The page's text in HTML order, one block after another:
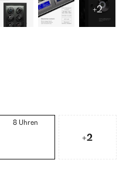
+2
8 Uhren
+2